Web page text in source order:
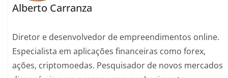
Alberto Carranza
Diretor e desenvolvedor de empreendimentos online.
Especialista em aplicações financeiras como forex,
ações, criptomoedas. Pesquisador de novos mercados